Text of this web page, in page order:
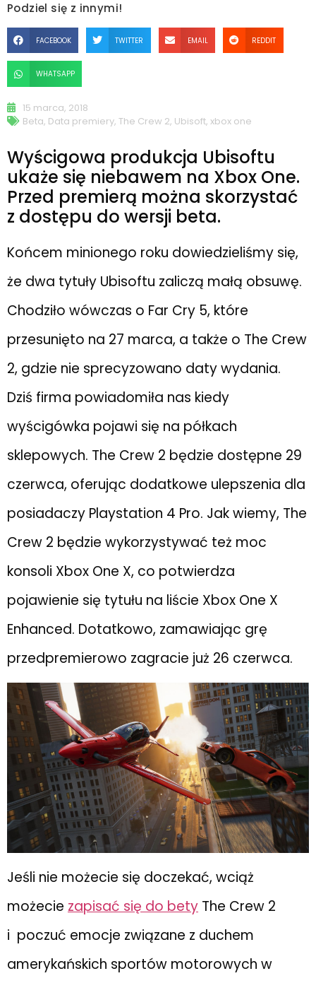
Podziel się z innymi!
FACEBOOK TWITTER EMAIL REDDIT
WHATSAPP
15 marca, 2018
Beta, Data premiery, The Crew 2, Ubisoft, xbox one
Wyścigowa produkcja Ubisoftu
ukaże się niebawem na Xbox One.
Przed premierą można skorzystać
z dostępu do wersji beta.
Końcem minionego roku dowiedzieliśmy się,
że dwa tytuły Ubisoftu zaliczą małą obsuwę.
Chodziło wówczas o Far Cry 5, które
przesunięto na 27 marca, a także o The Crew
2, gdzie nie sprecyzowano daty wydania.
Dziś firma powiadomiła nas kiedy
wyścigówka pojawi się na półkach
sklepowych. The Crew 2 będzie dostępne 29
czerwca, oferując dodatkowe ulepszenia dla
posiadaczy Playstation 4 Pro. Jak wiemy, The
Crew 2 będzie wykorzystywać też moc
konsoli Xbox One X, co potwierdza
pojawienie się tytułu na liście Xbox One X
Enhanced. Dotatkowo, zamawiając grę
przedpremierowo zagracie już 26 czerwca.
Jeśli nie możecie się doczekać, wciąż
możecie zapisać się do bety The Crew 2
i poczuć emocje związane z duchem
amerykańskich sportów motorowych w